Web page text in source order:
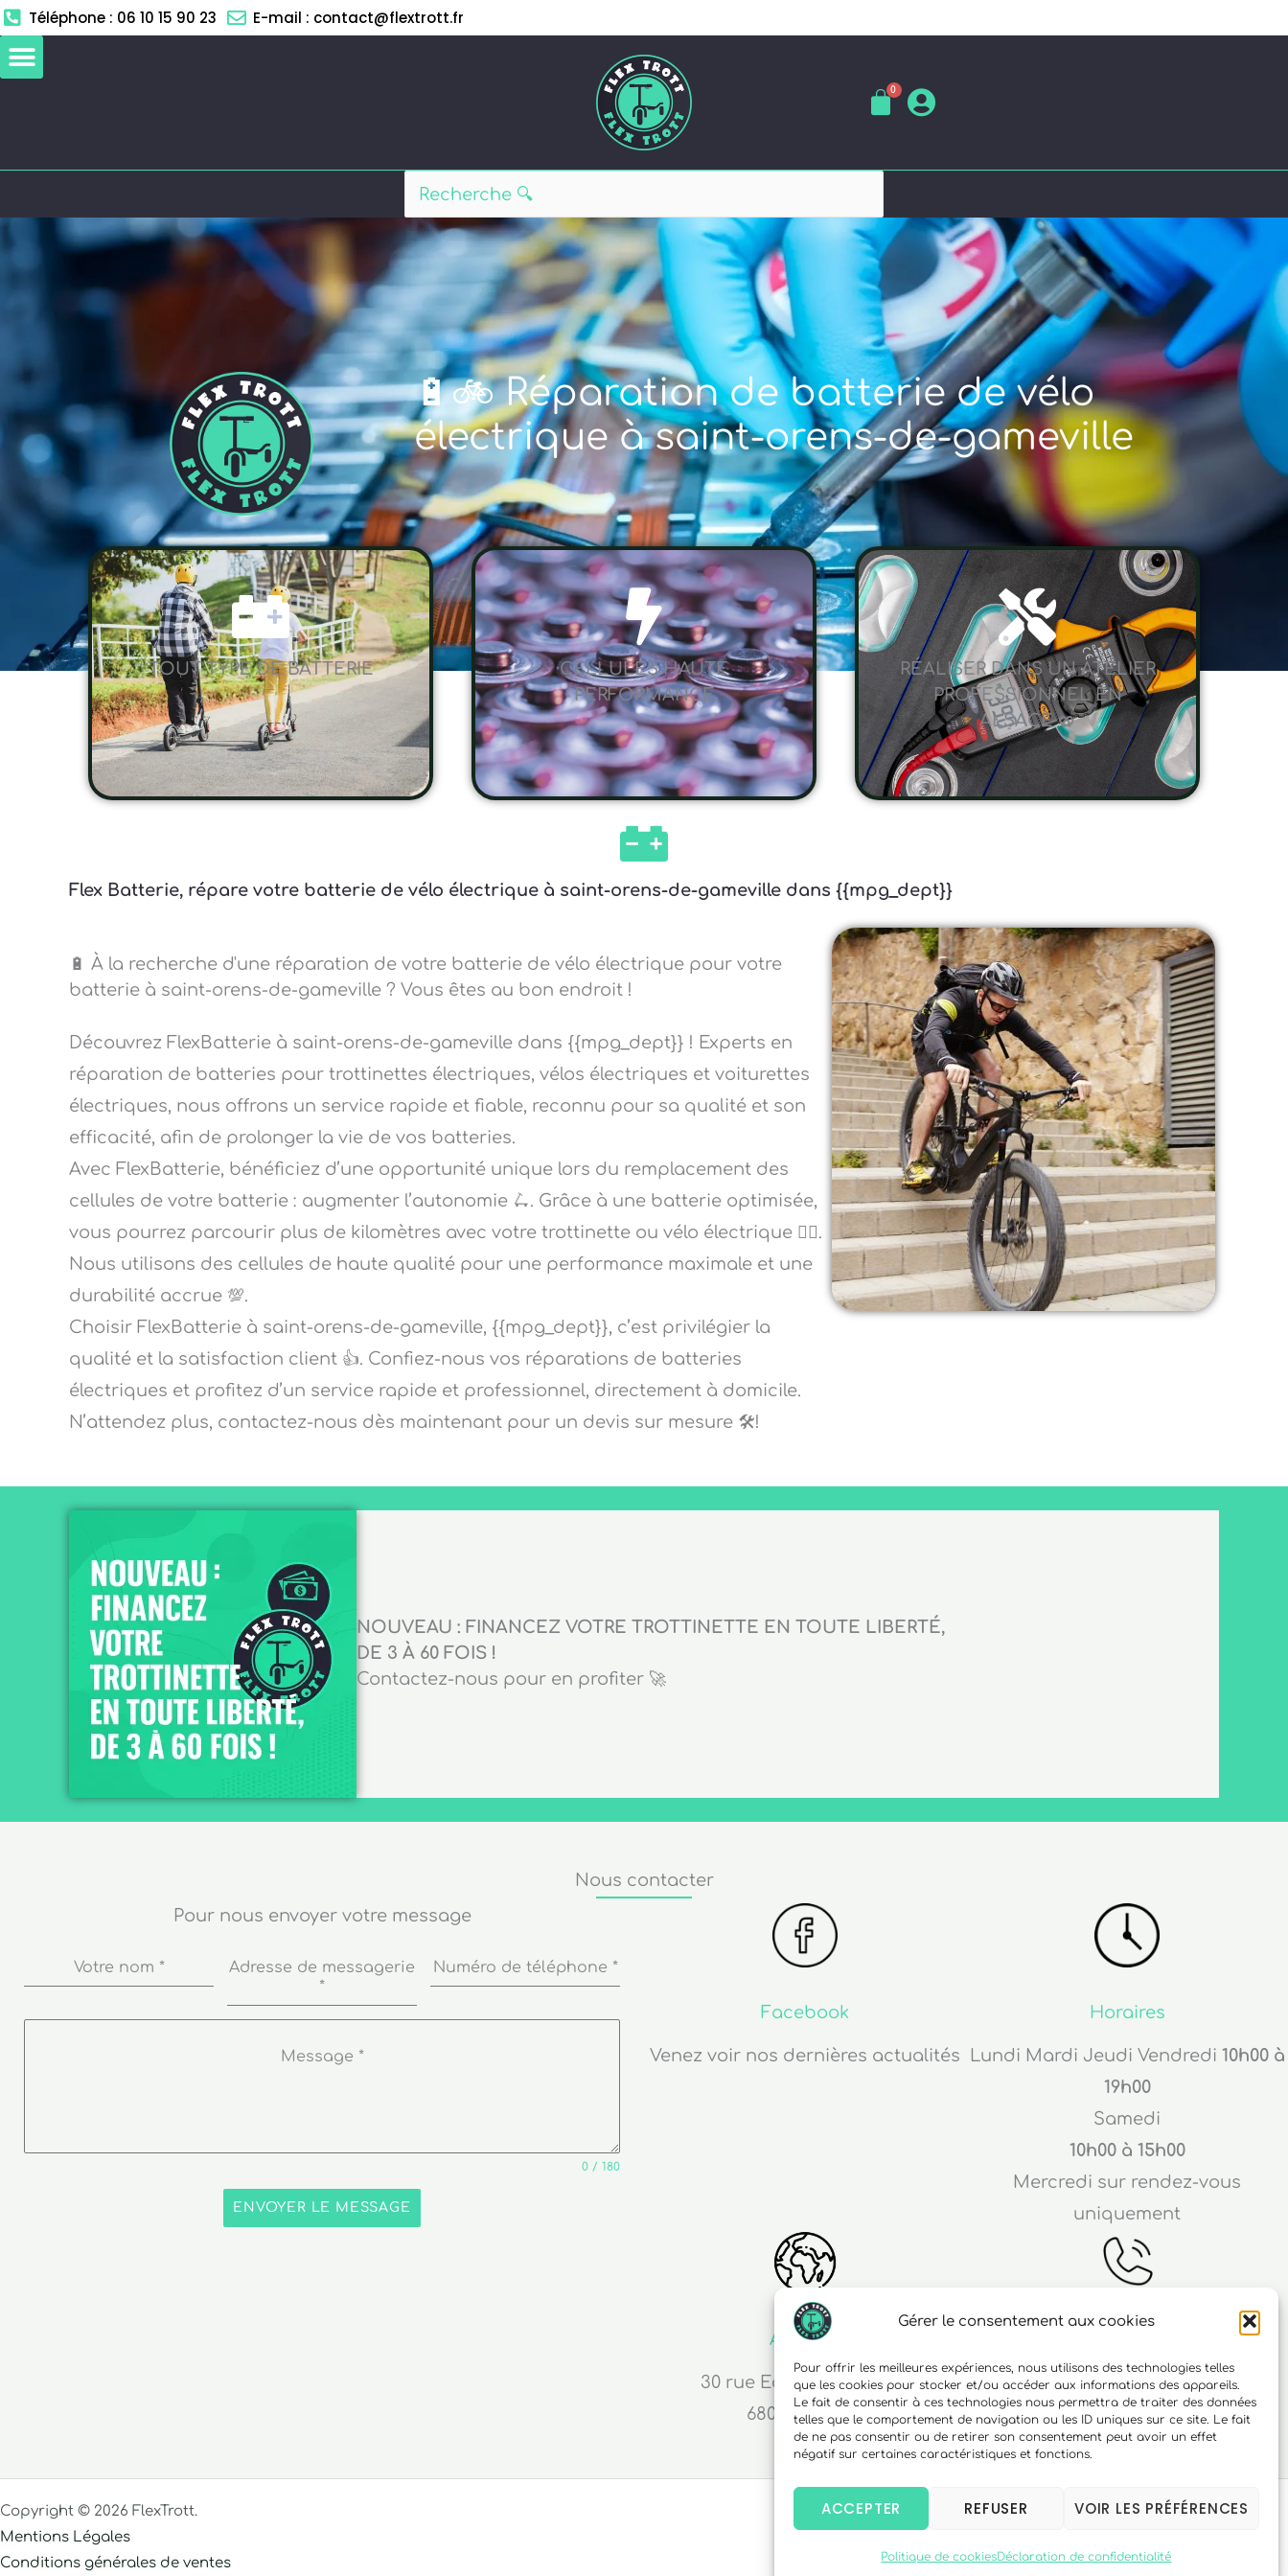
Gérer le consentement aux cookies
Pour offrir les meilleures expériences, nous utilisons des technologies telles
que les cookies pour stocker et/ou accéder aux informations des appareils.
Le fait de consentir à ces technologies nous permettra de traiter des données
telles que le comportement de navigation ou les ID uniques sur ce site. Le fait
de ne pas consentir ou de retirer son consentement peut avoir un effet
négatif sur certaines caractéristiques et fonctions.
ACCEPTER REFUSER VOIR LES PRÉFÉRENCES
Politique de cookiesDéclaration de confidentialité
Aller
au
contenu
Téléphone : 06 10 15 90 23 E-mail : contact@flextrott.fr
🔋🚲 Réparation de batterie de vélo
électrique à saint-orens-de-gameville
TOUT TYPE DE BATTERIE
CELLULES HAUTE
PERFORMANCE
RÉALISER DANS UN ATELIER
PROFESSIONNEL EN
ALSACE 🥨
Flex Batterie, répare votre batterie de vélo électrique à saint-orens-de-gameville dans {{mpg_dept}}
🔋 À la recherche d'une réparation de votre batterie de vélo électrique pour votre
batterie à saint-orens-de-gameville ? Vous êtes au bon endroit !
Découvrez FlexBatterie à saint-orens-de-gameville dans {{mpg_dept}} ! Experts en
réparation de batteries pour trottinettes électriques, vélos électriques et voiturettes
électriques, nous offrons un service rapide et fiable, reconnu pour sa qualité et son
efficacité, afin de prolonger la vie de vos batteries.
Avec FlexBatterie, bénéficiez d’une opportunité unique lors du remplacement des
cellules de votre batterie : augmenter l’autonomie 🛴. Grâce à une batterie optimisée,
vous pourrez parcourir plus de kilomètres avec votre trottinette ou vélo électrique 🚴‍♀️.
Nous utilisons des cellules de haute qualité pour une performance maximale et une
durabilité accrue 💯.
Choisir FlexBatterie à saint-orens-de-gameville, {{mpg_dept}}, c’est privilégier la
qualité et la satisfaction client 👍. Confiez-nous vos réparations de batteries
électriques et profitez d’un service rapide et professionnel, directement à domicile.
N’attendez plus, contactez-nous dès maintenant pour un devis sur mesure 🛠️!
NOUVEAU : FINANCEZ VOTRE TROTTINETTE EN TOUTE LIBERTÉ,
DE 3 À 60 FOIS !
Contactez-nous pour en profiter 🚀
Nous contacter
Pour nous envoyer votre message
Votre nom *
Adresse de messagerie
*
Numéro de téléphone *
Message *
0 / 180
ENVOYER LE MESSAGE
Facebook
Venez voir nos dernières actualités
Horaires
Lundi Mardi Jeudi Vendredi 10h00 à
19h00
Samedi
10h00 à 15h00
Mercredi sur rendez-vous
uniquement
Adresse
30 rue Edouard Richard
68000 Colmar
06 10 15 90 23
Copyright © 2026 FlexTrott.
Mentions Légales
Conditions générales de ventes